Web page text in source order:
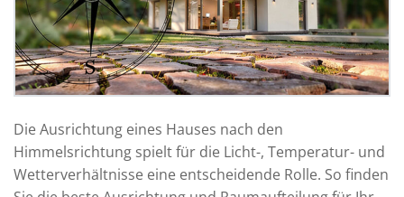
Die Ausrichtung eines Hauses nach den
Himmelsrichtung spielt für die Licht-, Temperatur- und
Wetterverhältnisse eine entscheidende Rolle. So finden